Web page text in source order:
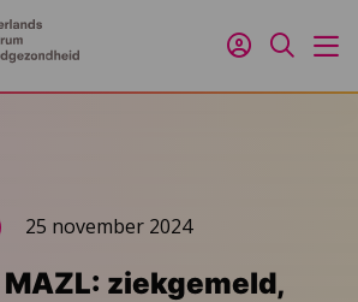
Inloggen
Zoeken
25 november 2024
ziekgemeld,